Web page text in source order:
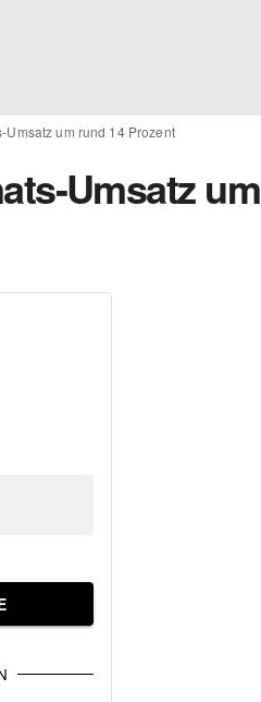
Umsatz um rund 14 Prozent
Umsatz um